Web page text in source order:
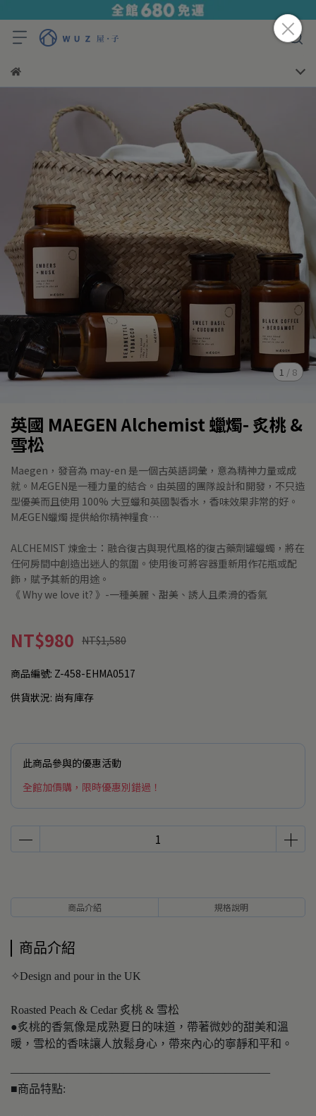
1 / 8
英國 MAEGEN Alchemist 蠟燭- 炙桃 &
雪松
Maegen，發音為 may-en 是一個古英語詞彙，意為精神力量或成
就。MÆGEN是一種力量的結合。由英國的團隊設計和開發，不只造
型優美而且使用 100% 大豆蠟和英國製香水，香味效果非常的好。
MÆGEN蠟燭 提供給你精神糧食…
ALCHEMIST 煉金士：融合復古與現代風格的復古藥劑罐蠟蠋，將在
任何房間中創造出迷人的氛圍。使用後可將容器重新用作花瓶或配
飾，賦予其新的用途。
《 Why we love it? 》-一種美麗、甜美、誘人且柔滑的香氣
NT$980 NT$1,580
商品編號: Z-458-EHMA0517
供貨狀況: 尚有庫存
此商品參與的優惠活動
全館加價購，限時優惠別錯過！
商品介紹 規格說明
商品介紹
✧Design and pour in the UK
Roasted Peach & Cedar 炙桃 & 雪松
●炙桃的香氣像是成熟夏日的味道，帶著微妙的甜美和溫
暖，雪松的香味讓人放鬆身心，帶來內心的寧靜和平和。
———————————————————————
■商品特點: